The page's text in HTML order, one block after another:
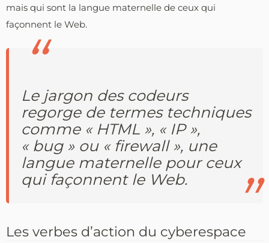
mais qui sont la langue maternelle de ceux qui
façonnent le Web.
Le jargon des codeurs
regorge de termes techniques
comme « HTML », « IP »,
« bug » ou « firewall », une
langue maternelle pour ceux
qui façonnent le Web.
Les verbes d’action du cyberespace